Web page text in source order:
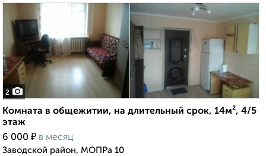
2
Комната в общежитии, на длительный срок, 14м², 4/5
этаж
6 000 ₽ в месяц
Заводской район, МОПРа 10